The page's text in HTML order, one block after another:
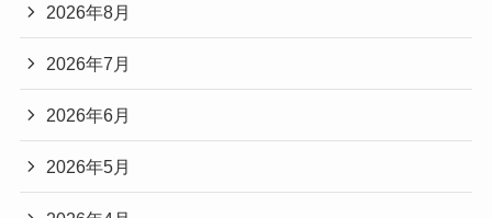
2026年8月
2026年7月
2026年6月
2026年5月